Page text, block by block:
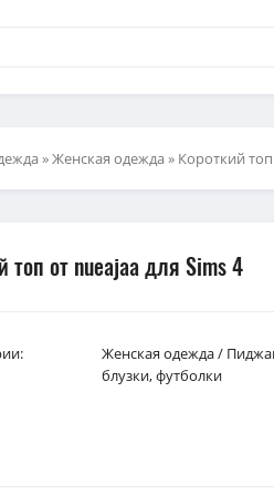
»Женская одежда» Короткий
топ от nueajaa для Sims 4
Женская одежда/
блузки, футболки